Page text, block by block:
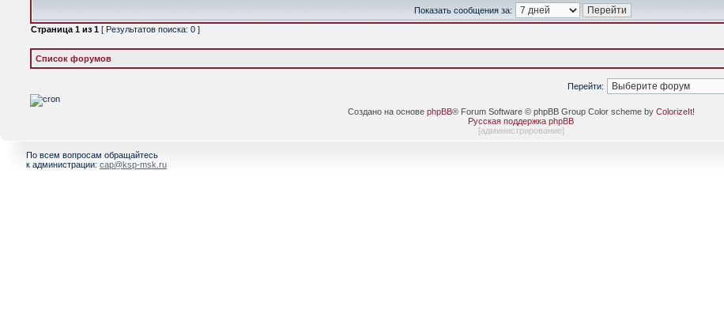
Показать сообщения за:
Страница 1 из 1 [ Результатов поиска: 0 ]
Список форумов
Перейти:
Создано на основе phpBB® Forum Software © phpBB Group Color scheme by ColorizeIt!
Русская поддержка phpBB
[администрирование]
По всем вопросам обращайтесь
к администрации: cap@ksp-msk.ru